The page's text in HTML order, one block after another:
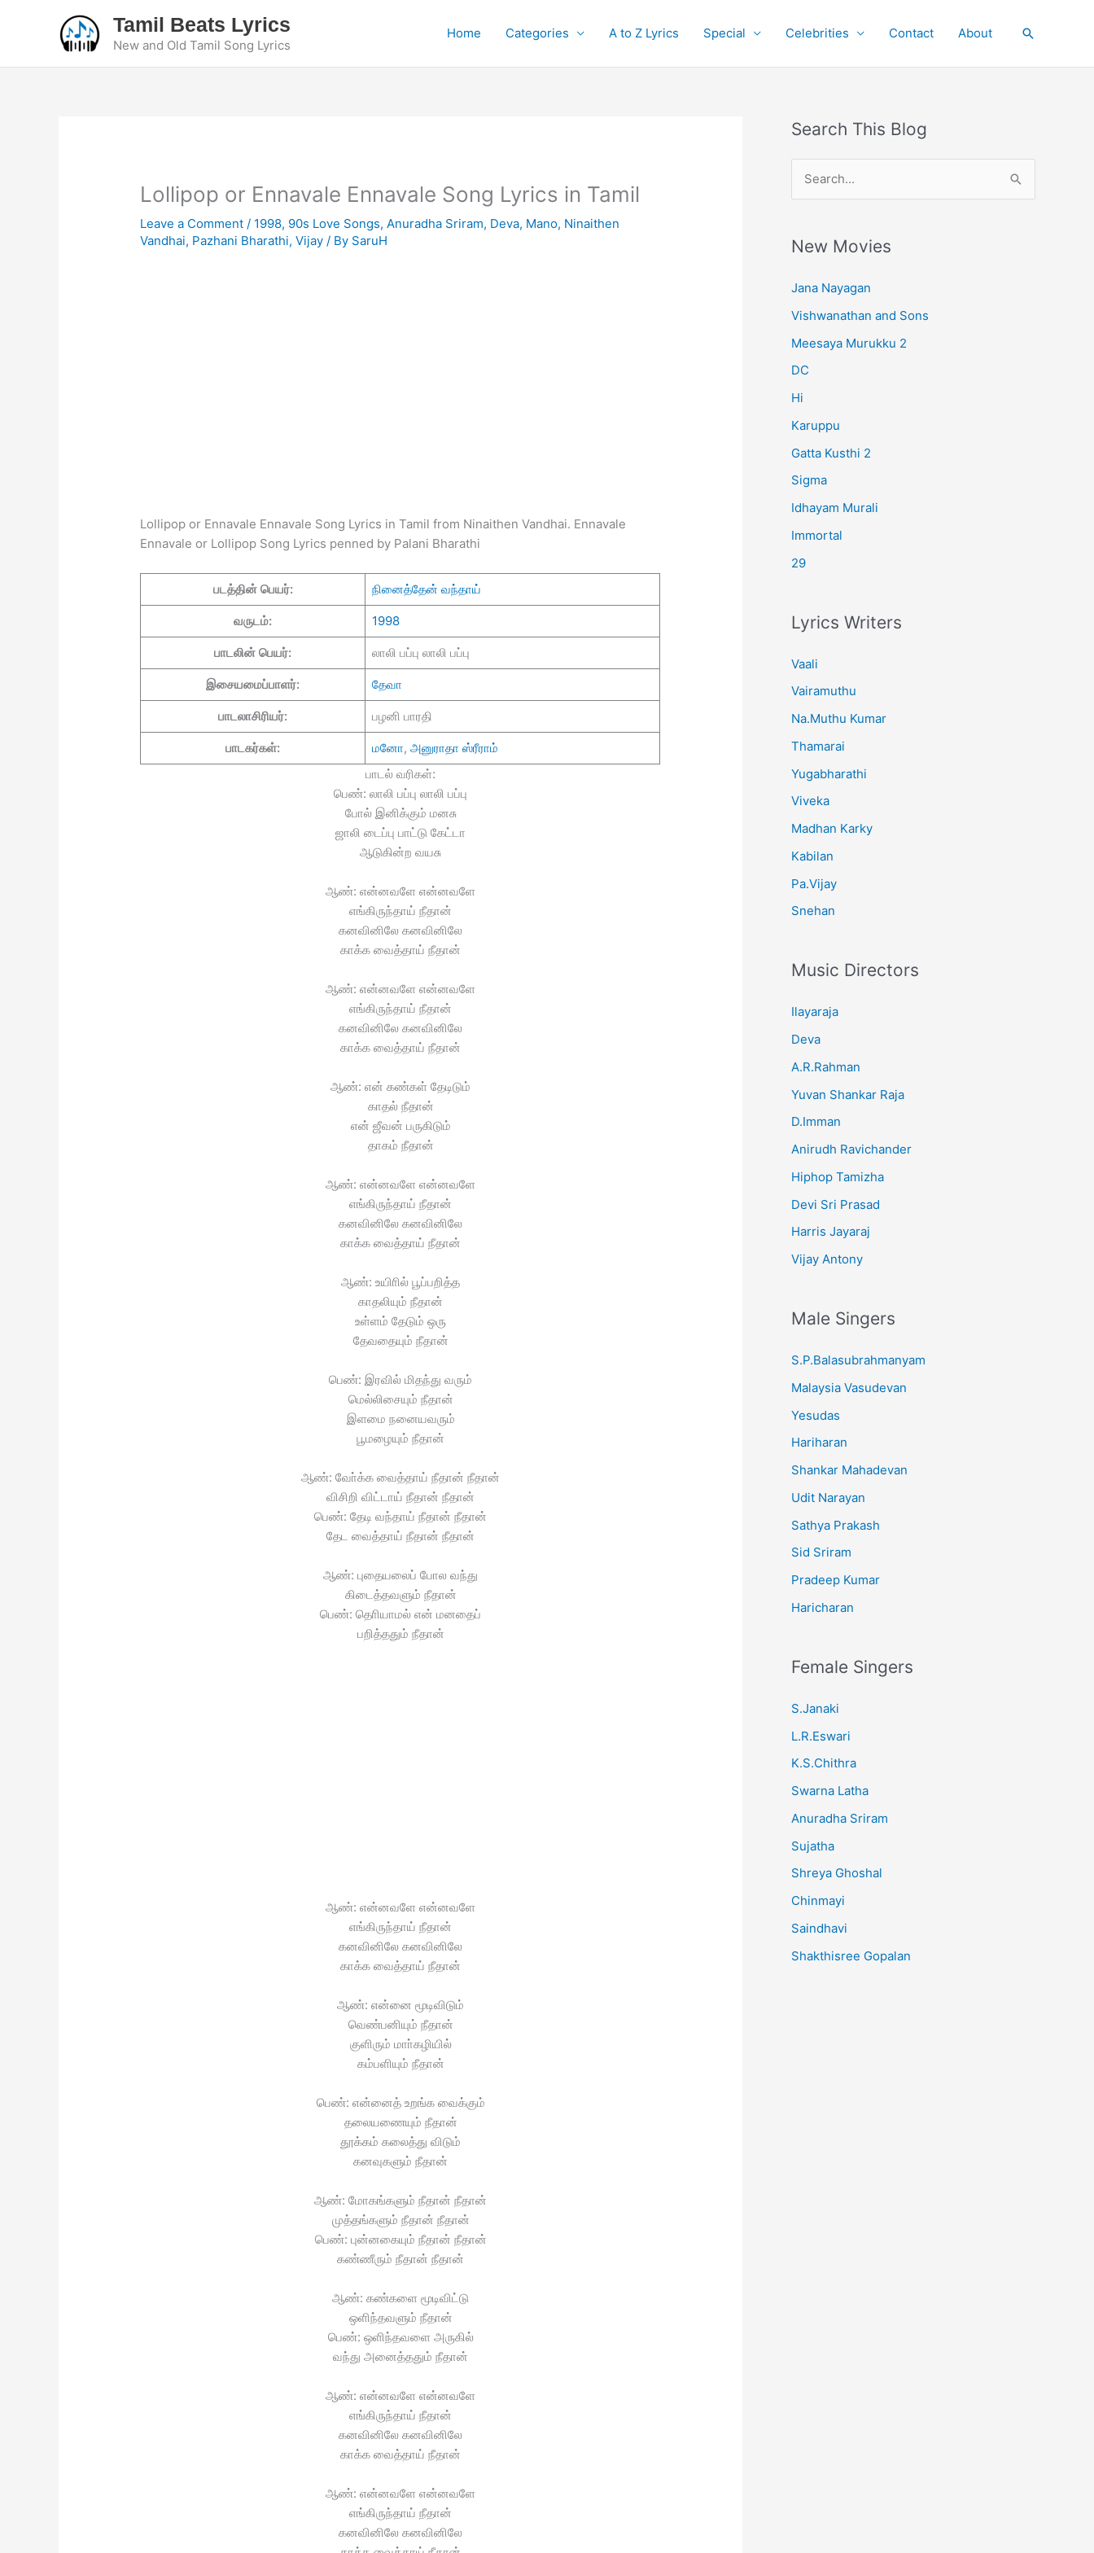
Tamil Beats Lyrics
New and Old Tamil Song Lyrics
Home Categories A to Z Lyrics Special Celebrities Contact About Search
Lollipop or Ennavale Ennavale Song Lyrics in Tamil
Leave a Comment / 1998, 90s Love Songs,Anuradha Sriram, Deva, Mano, Ninaithen
Vandhai, Pazhani Bharathi,Vijay / By SaruH
Lollipop or Ennavale Ennavale Song Lyrics in Tamil from Ninaithen Vandhai. Ennavale
Ennavale or Lollipop Song Lyrics penned by Palani Bharathi
படத்தின் பெயர்: நினைத்தேன் வந்தாய்
வருடம்: 1998
பாடலின் பெயர்: லாலி பப்பு லாலி பப்பு
இசையமைப்பாளர்: தேவா
பாடலாசிரியர்: பழனி பாரதி
பாடகர்கள்: மனோ, அனுராதா ஸ்ரீராம்
பாடல் வரிகள்:
பெண்: லாலி பப்பு லாலி பப்பு
போல் இனிக்கும் மனசு
ஜாலி டைப்பு பாட்டு கேட்டா
ஆடுகின்ற வயசு
ஆண்: என்னவளே என்னவளே
எங்கிருந்தாய் நீதான்
கனவினிலே கனவினிலே
காக்க வைத்தாய் நீதான்
ஆண்: என்னவளே என்னவளே
எங்கிருந்தாய் நீதான்
கனவினிலே கனவினிலே
காக்க வைத்தாய் நீதான்
ஆண்: என் கண்கள் தேடிடும்
காதல் நீதான்
என் ஜீவன் பருகிடும்
தாகம் நீதான்
ஆண்: என்னவளே என்னவளே
எங்கிருந்தாய் நீதான்
கனவினிலே கனவினிலே
காக்க வைத்தாய் நீதான்
ஆண்: உயிாில் பூப்பறித்த
காதலியும் நீதான்
உள்ளம் தேடும் ஒரு
தேவதையும் நீதான்
பெண்: இரவில் மிதந்து வரும்
மெல்லிசையும் நீதான்
இளமை நனையவரும்
பூமழையும் நீதான்
ஆண்: வோ்க்க வைத்தாய் நீதான் நீதான்
விசிறி விட்டாய் நீதான் நீதான்
பெண்: தேடி வந்தாய் நீதான் நீதான்
தேட வைத்தாய் நீதான் நீதான்
ஆண்: புதையலைப் போல வந்து
கிடைத்தவளும் நீதான்
பெண்: தொியாமல் என் மனதைப்
பறித்ததும் நீதான்
ஆண்: என்னவளே என்னவளே
எங்கிருந்தாய் நீதான்
கனவினிலே கனவினிலே
காக்க வைத்தாய் நீதான்
ஆண்: என்னை மூடிவிடும்
வெண்பனியும் நீதான்
குளிரும் மாா்கழியில்
கம்பளியும் நீதான்
பெண்: என்னைத் உறங்க வைக்கும்
தலையணையும் நீதான்
தூக்கம் கலைத்து விடும்
கனவுகளும் நீதான்
ஆண்: மோகங்களும் நீதான் நீதான்
முத்தங்களும் நீதான் நீதான்
பெண்: புன்னகையும் நீதான் நீதான்
கண்ணீரும் நீதான் நீதான்
ஆண்: கண்களை மூடிவிட்டு
ஒளிந்தவளும் நீதான்
பெண்: ஒளிந்தவளை அருகில்
வந்து அனைத்ததும் நீதான்
ஆண்: என்னவளே என்னவளே
எங்கிருந்தாய் நீதான்
கனவினிலே கனவினிலே
காக்க வைத்தாய் நீதான்
ஆண்: என்னவளே என்னவளே
எங்கிருந்தாய் நீதான்
கனவினிலே கனவினிலே
Search This Blog
r
h
f
o
r
:
New Movies
Jana Nayagan
Vishwanathan and Sons
Meesaya Murukku 2
DC
Hi
Karuppu
Gatta Kusthi 2
Sigma
Idhayam Murali
Immortal
29
Lyrics Writers
Vaali
Vairamuthu
Na.Muthu Kumar
Thamarai
Yugabharathi
Viveka
Madhan Karky
Kabilan
Pa.Vijay
Snehan
Music Directors
Ilayaraja
Deva
A.R.Rahman
Yuvan Shankar Raja
D.Imman
Anirudh Ravichander
Hiphop Tamizha
Devi Sri Prasad
Harris Jayaraj
Vijay Antony
Male Singers
S.P.Balasubrahmanyam
Malaysia Vasudevan
Yesudas
Hariharan
Shankar Mahadevan
Udit Narayan
Sathya Prakash
Sid Sriram
Pradeep Kumar
Haricharan
Female Singers
S.Janaki
L.R.Eswari
K.S.Chithra
Swarna Latha
Anuradha Sriram
Sujatha
Shreya Ghoshal
Chinmayi
Saindhavi
Shakthisree Gopalan